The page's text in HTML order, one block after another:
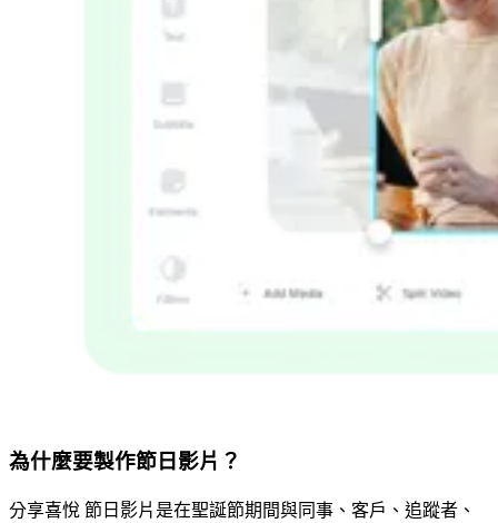
為什麼要製作節日影片？
分享喜悅 節日影片是在聖誕節期間與同事、客戶、追蹤者、